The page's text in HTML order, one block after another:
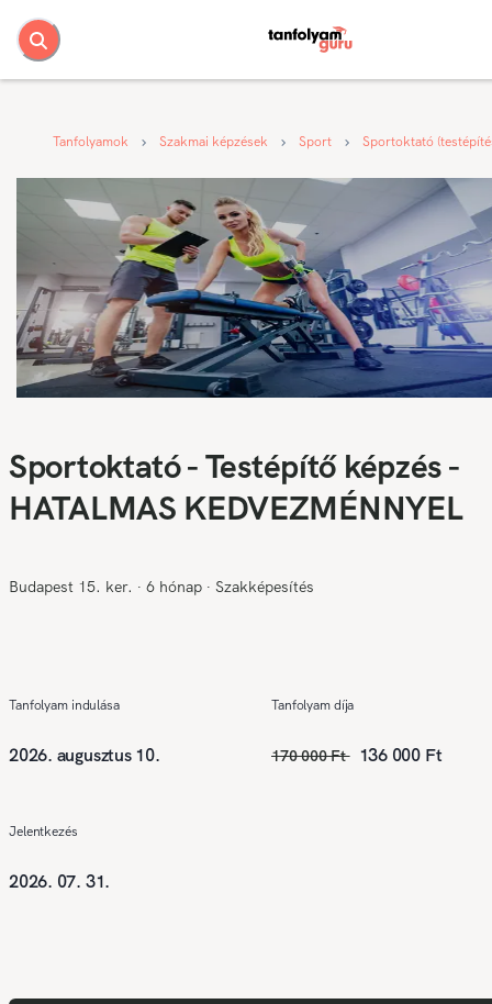
Tanfolyamok Szakmai képzések Sport Sportoktató
Sportoktató - Testépítő képzés -
HATALMAS KEDVEZMÉNNYEL
Budapest 15. ker. ∙ 6 hónap ∙ Szakképesítés
Tanfolyam indulása
2026. augusztus 10.
Tanfolyam díja
170 000 Ft 136 000 Ft
Jelentkezés
2026. 07. 31.